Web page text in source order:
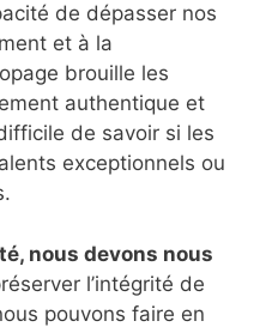
de dépasser nos
et à la
brouille les
authentique et
de savoir si les
exceptionnels ou
nous devons nous
l’intégrité de
pouvons faire en